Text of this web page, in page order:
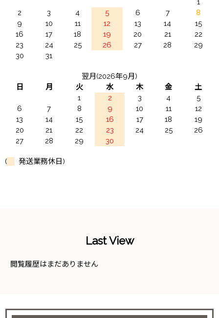
1
2
3 4 5 6 7
8
9
10 11 12 13 14
15
16
17 18 19 20 21
22
23
24 25 26 27 28
29
30
31
翌月(2026年9月)
日
月 火 水 木 金
土
1
2 3 4
5
6
7 8 9 10 11
12
13
14 15 16 17 18
19
20
21 22 23 24 25
26
27
28 29 30
( 発送業務休日)
Last View
閲覧履歴はまだありません